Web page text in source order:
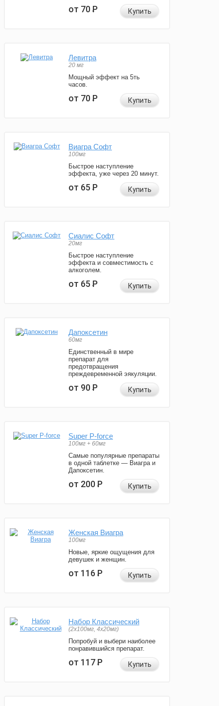
от 70Р Купить
Левитра
20 мг
Мощный эффект на 5ть
часов.
от 70Р Купить
Виагра Софт
100мг
Быстрое наступление
эффекта, уже через 20 минут.
от 65Р Купить
Сиалис Софт
20мг
Быстрое наступление
эффекта и совместимость с
алкоголем.
от 65Р Купить
Дапоксетин
60мг
Единственный в мире
препарат для
предотвращения
преждевременной эякуляции.
от 90Р Купить
Super P-force
100мг + 60мг
Самые популярные препараты
в одной таблетке — Виагра и
Дапоксетин.
от 200Р Купить
Женская Виагра
100мг
Новые, яркие ощущения для
девушек и женщин.
от 116Р Купить
Набор Классический
(2x100мг, 4x20мг)
Попробуй и выбери наиболее
понравившийся препарат.
от 117Р Купить